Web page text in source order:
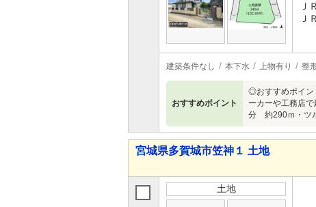
Ｊ
Ｊ
建築条件なし 本下水 上物有り 整
おすすめポイント
◎おすすめポイン
ーカーや工務店
分 約290ｍ・ツ
宮城県多賀城市笠神１ 土地
土地